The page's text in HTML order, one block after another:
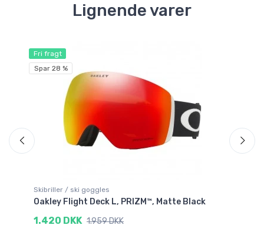
Lignende varer
Fri fragt
Spar 28 %
Skibriller / ski goggles
Oakley Flight Deck L, PRIZM™, Matte Black
1.420 DKK 1.959 DKK